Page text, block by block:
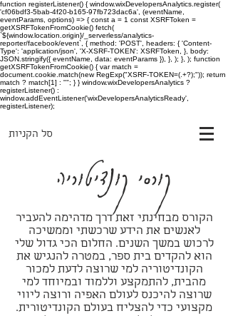
function registerListener() { window.wixDevelopersAnalytics.register(
'cf06bdf3-5bab-4f20-b165-97fb723dac6a', (eventName,
eventParams, options) => { const a = 1 const XSRFToken =
getXSRFTokenFromCookie() fetch(
`${window.location.origin}/_serverless/analytics-
reporter/facebook/event`, { method: 'POST', headers: { 'Content-
Type': 'application/json', 'X-XSRF-TOKEN': XSRFToken, }, body:
JSON.stringify({ eventName, data: eventParams }), }, ); }, ); function
getXSRFTokenFromCookie() { var match =
document.cookie.match(new RegExp("XSRF-TOKEN=(.+?);")); return
match ? match[1] : ""; } } window.wixDevelopersAnalytics ?
registerListener() :
window.addEventListener('wixDevelopersAnalyticsReady',
registerListener);
סל הקניות
קורסי קונדיטוריה
‬לרכוש‭ ‬במשך‭ ‬השנים. החלום הכי גדול שלי
הוא להקדים בית ספר, במטרה להנגיש את
הקונדיטוריה למי שרוצה לדעת למכור
מהבית, להתמקצע וללמוד ובמיוחד למי
שרוצה להיכנס לעולם האפיה ורוצה ליווי
מקצועי כדי להצליח בעולם הקונדיטורית.